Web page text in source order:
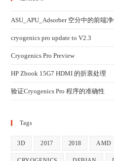
ASU_APU_Adsorber 空分中的前端
cryogenics pro update to V2.3
Cryogenics Pro Preview
HP Zbook 15G7 HDMI 的折衷处理
验证Cryogenics Pro 程序的准确性
Tags
3D 2017 2018 AMD